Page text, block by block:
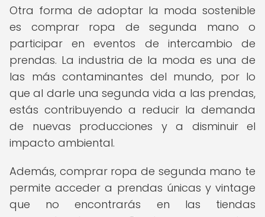
Otra forma de adoptar la moda sostenible
es comprar ropa de segunda mano o
participar en eventos de intercambio de
prendas. La industria de la moda es una de
las más contaminantes del mundo, por lo
que al darle una segunda vida a las prendas,
estás contribuyendo a reducir la demanda
de nuevas producciones y a disminuir el
impacto ambiental.
Además, comprar ropa de segunda mano te
permite acceder a prendas únicas y vintage
que no encontrarás en las tiendas